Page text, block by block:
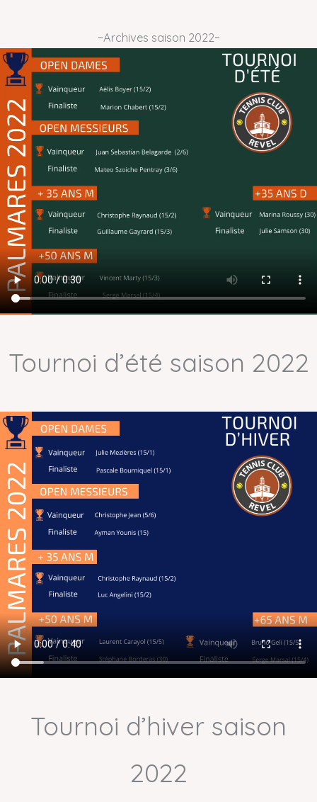
~Archives saison 2022~
Tournoi d’été saison 2022
Tournoi d’hiver saison
2022